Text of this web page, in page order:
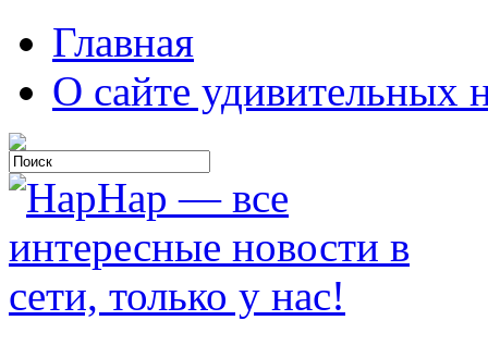
Главная
О сайте удивительных